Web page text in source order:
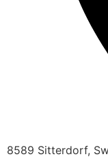
8589 Sitterdorf,